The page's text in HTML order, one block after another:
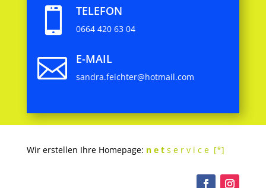
 TELEFON
0664 420 63 04
 E-MAIL
sandra.feichter@hotmail.com
Wir erstellen Ihre Homepage: n e ts e r v i c e [*]